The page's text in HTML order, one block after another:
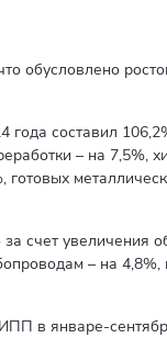
обусловлено
составил
– на 7,5%,
счет увеличения
– на
в январе-